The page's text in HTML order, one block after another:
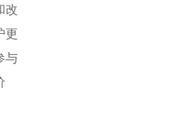
改
更
与